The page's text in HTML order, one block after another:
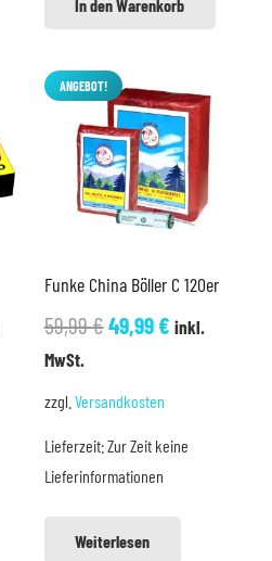
In den Warenkorb
ANGEBOT!
Funke China Böller C 120er
59,99€Ursprünglicher
49,99€Aktueller
inkl.
MwSt.
zzgl. Versandkosten
Lieferzeit:Zur Zeit keine
Lieferinformationen
Weiterlesen